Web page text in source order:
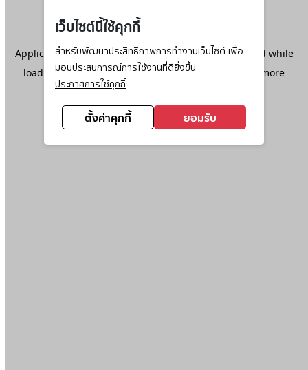
เว็บไซต์นี้ใช้คุกกี้
สำหรับพัฒนาประสิทธิภาพการทำงานเว็บไซต์ เพื่อ
มอบประสบการณ์การใช้งานที่ดียิ่งขึ้น
ประกาศการใช้คุกกี้
ตั้งค่าคุกกี้ ยอมรับ
Application error: aclient-side exception has occurred while
loadingwww.ktc.co.th(see the browser console
for more
information).